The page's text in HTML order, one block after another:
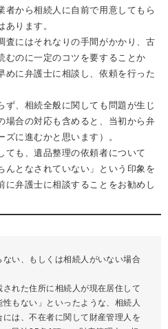
者から相続人に自前で用意してもら
あります。
査にはそれなりの手間がかかり、古
むのに一定のコツを要することか
めに弁護士に相談し、依頼を行った
ず、相続全般に関しても問題が生じ
場合の対応も含めると、当初から弁
に進むかと思います）。
ても、遺品整理の依頼者について
んとなされていない」という印象を
に弁護士に相談することをお勧めし
ない、もしくは相続人がいない場合
れた住所に相続人が現在居住して
もない」といったような、相続人
は、不在者に関して財産管理人を